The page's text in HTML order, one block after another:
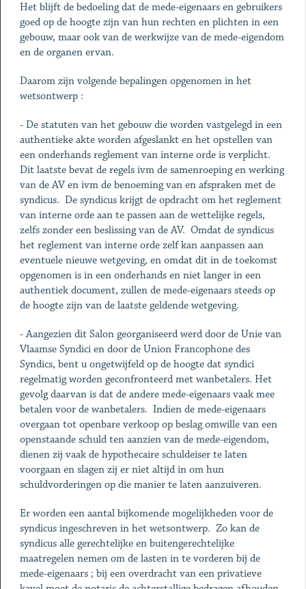
Het blijft de bedoeling dat de mede-eigenaars en gebruikers
goed op de hoogte zijn van hun rechten en plichten in een
gebouw, maar ook van de werkwijze van de mede-eigendom
en de organen ervan.
Daarom zijn volgende bepalingen opgenomen in het
wetsontwerp :
- De statuten van het gebouw die worden vastgelegd in een
authentieke akte worden afgeslankt en het opstellen van
een onderhands reglement van interne orde is verplicht.
Dit laatste bevat de regels ivm de samenroeping en werking
van de AV en ivm de benoeming van en afspraken met de
syndicus. De syndicus krijgt de opdracht om het reglement
van interne orde aan te passen aan de wettelijke regels,
zelfs zonder een beslissing van de AV. Omdat de syndicus
het reglement van interne orde zelf kan aanpassen aan
eventuele nieuwe wetgeving, en omdat dit in de toekomst
opgenomen is in een onderhands en niet langer in een
authentiek document, zullen de mede-eigenaars steeds op
de hoogte zijn van de laatste geldende wetgeving.
- Aangezien dit Salon georganiseerd werd door de Unie van
Vlaamse Syndici en door de Union Francophone des
Syndics, bent u ongetwijfeld op de hoogte dat syndici
regelmatig worden geconfronteerd met wanbetalers. Het
gevolg daarvan is dat de andere mede-eigenaars vaak mee
betalen voor de wanbetalers. Indien de mede-eigenaars
overgaan tot openbare verkoop op beslag omwille van een
openstaande schuld ten aanzien van de mede-eigendom,
dienen zij vaak de hypothecaire schuldeiser te laten
voorgaan en slagen zij er niet altijd in om hun
schuldvorderingen op die manier te laten aanzuiveren.
Er worden een aantal bijkomende mogelijkheden voor de
syndicus ingeschreven in het wetsontwerp. Zo kan de
syndicus alle gerechtelijke en buitengerechtelijke
maatregelen nemen om de lasten in te vorderen bij de
mede-eigenaars ; bij een overdracht van een privatieve